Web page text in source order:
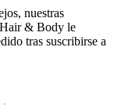
nuestras
Hair & Body le
tras suscribirse a